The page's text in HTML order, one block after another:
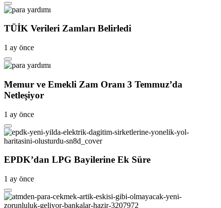
TÜİK Verileri Zamları Belirledi
1 ay önce
Memur ve Emekli Zam Oranı 3 Temmuz’da
Netleşiyor
1 ay önce
EPDK’dan LPG Bayilerine Ek Süre
1 ay önce